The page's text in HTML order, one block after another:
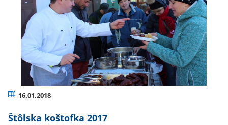
16.01.2018
Štôlska koštofka 2017